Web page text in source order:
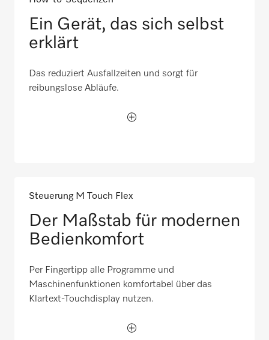
Ein Gerät, das sich selbst
erklärt
Das reduziert Ausfallzeiten und sorgt für
reibungslose Abläufe.
Steuerung M Touch Flex
Der Maßstab für modernen
Bedienkomfort
Per Fingertipp alle Programme und
Maschinenfunktionen komfortabel über das
Klartext-Touchdisplay nutzen.